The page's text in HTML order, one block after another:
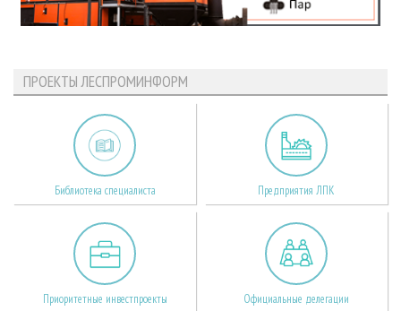
ПРОЕКТЫ ЛЕСПРОМИНФОРМ
Библиотека специалиста Предприятия ЛПК
Приоритетные инвестпроекты Официальные делегации